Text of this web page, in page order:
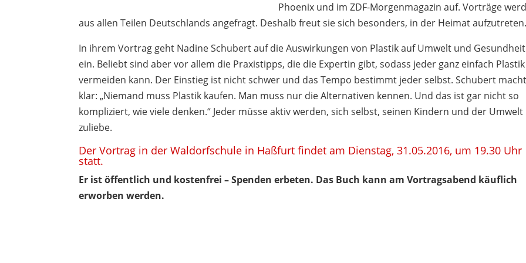
Phoenix und im ZDF-Morgenmagazin auf. Vorträge
aus allen Teilen Deutschlands angefragt. Deshalb freut sie sich besonders, in der Heimat aufzutreten.
In ihrem Vortrag geht Nadine Schubert auf die Auswirkungen von Plastik auf Umwelt und Gesundheit
ein. Beliebt sind aber vor allem die Praxistipps, die die Expertin gibt, sodass jeder ganz einfach Plastik
vermeiden kann. Der Einstieg ist nicht schwer und das Tempo bestimmt jeder selbst. Schubert macht
klar: „Niemand muss Plastik kaufen. Man muss nur die Alternativen kennen. Und das ist gar nicht so
kompliziert, wie viele denken.“ Jeder müsse aktiv werden, sich selbst, seinen Kindern und der Umwelt
zuliebe.
Der Vortrag in der Waldorfschule in Haßfurt findet am Dienstag, 31.05.2016, um 19.30 Uhr
statt.
Er ist öffentlich und kostenfrei – Spenden erbeten. Das Buch kann am Vortragsabend käuflich
erworben werden.